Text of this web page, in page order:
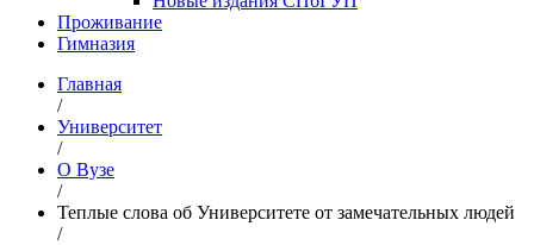
Проживание
Гимназия
Главная
/
Университет
/
О Вузе
/
Теплые слова об Университете от замечательных людей
/